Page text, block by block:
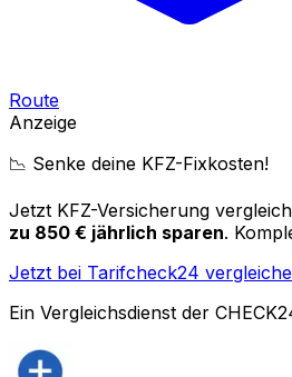
Route
Anzeige
📉 Senke deine KFZ-Fixkosten!
Jetzt KFZ-Versicherung
zu 850 € jährlich sparen.
Jetzt bei Tarifcheck24
Ein Vergleichsdienst der